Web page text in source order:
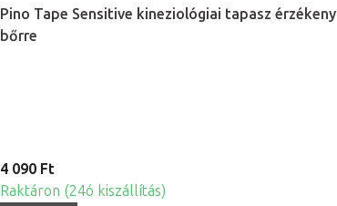
Pino Tape Sensitive kineziológiai tapasz érzékeny
bőrre
4 090 Ft
Raktáron (24ó kiszállítás)